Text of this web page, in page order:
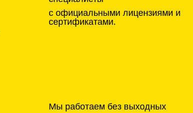
с официальными лицензиями и
сертификатами.
Мы работаем без выходных